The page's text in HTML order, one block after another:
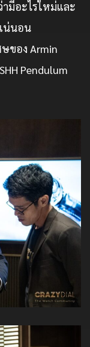
ามีอะไรใหม่และ
น่นอน
ของ Armin
Pendulum